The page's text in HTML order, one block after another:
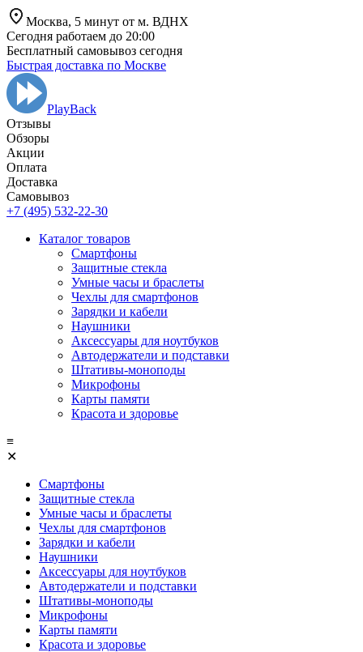
Москва, 5 минут от м. ВДНХ
Сегодня работаем до 20:00
Бесплатный самовывоз сегодня
Быстрая доставка по Москве
PlayBack
Отзывы
Обзоры
Aкции
Оплата
Доставка
Самовывоз
+7 (495) 532-22-30
Каталог товаров
Смартфоны
Защитные стекла
Умные часы и браслеты
Чехлы для смартфонов
Зарядки и кабели
Наушники
Аксессуары для ноутбуков
Автодержатели и подставки
Штативы-моноподы
Микрофоны
Карты памяти
Красота и здоровье
≡
✕
Смартфоны
Защитные стекла
Умные часы и браслеты
Чехлы для смартфонов
Зарядки и кабели
Наушники
Аксессуары для ноутбуков
Автодержатели и подставки
Штативы-моноподы
Микрофоны
Карты памяти
Красота и здоровье